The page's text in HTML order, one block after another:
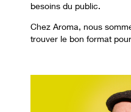
besoins du public.
Chez Aroma, nous
trouver le bon format